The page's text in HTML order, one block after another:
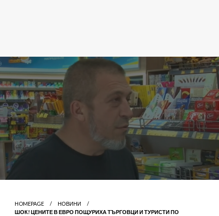
HOMEPAGE
НОВИНИ
ШОК! ЦЕНИТЕ В ЕВРО ПОЩУРИХА ТЪРГОВЦИ И ТУРИСТИ ПО